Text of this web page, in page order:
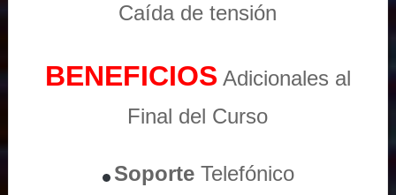
Caída de tensión
BENEFICIOS Adicionales al
Final del Curso
Soporte Telefónico